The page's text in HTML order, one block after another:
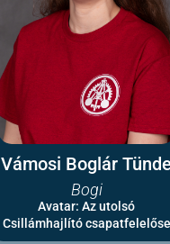
Vámosi Boglár Tünde
Bogi
Avatar: Az utolsó
Csillámhajlító csapatfelelőse